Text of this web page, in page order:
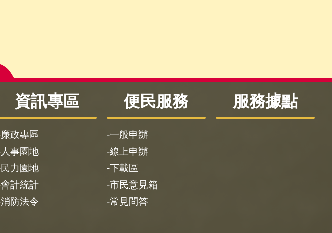
資訊專區
廉政專區
人事園地
民力園地
會計統計
消防法令
便民服務
一般申辦
線上申辦
下載區
市民意見箱
常見問答
服務據點